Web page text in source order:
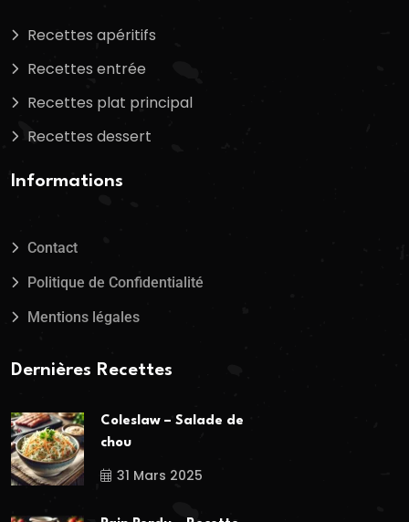
Recettes apéritifs
Recettes entrée
Recettes plat principal
Recettes dessert
Informations
Contact
Politique de Confidentialité
Mentions légales
Dernières Recettes
Coleslaw – Salade de
chou
31 Mars 2025